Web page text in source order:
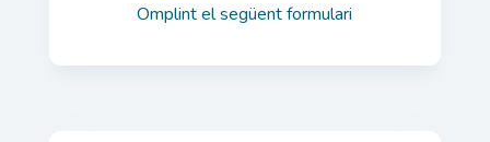
Omplint el següent formulari